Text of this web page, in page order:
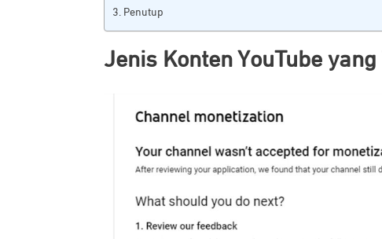
Penutup
Jenis Konten YouTube